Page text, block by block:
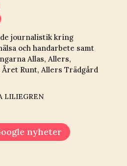
journalistik kring
och handarbete samt
Allas, Allers,
Runt, Allers Trädgård
LILIEGREN
nyheter